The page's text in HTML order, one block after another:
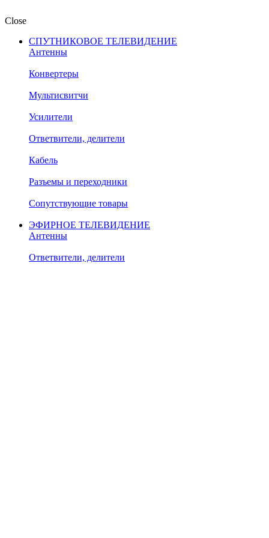
Close
СПУТНИКОВОЕ ТЕЛЕВИДЕНИЕ
Антенны
Конвертеры
Мультисвитчи
Усилители
Ответвители, делители
Кабель
Разъемы и переходники
Сопутствующие товары
ЭФИРНОЕ ТЕЛЕВИДЕНИЕ
Антенны
Ответвители, делители